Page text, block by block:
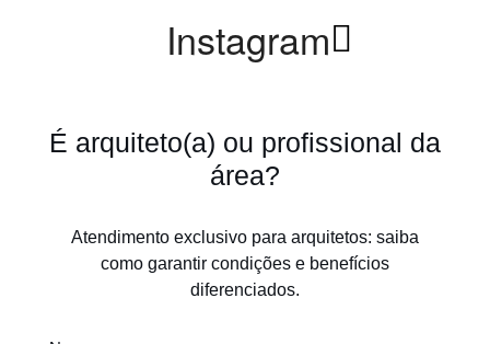
Instagram
É arquiteto(a) ou profissional da
área?
Atendimento exclusivo para arquitetos: saiba
como garantir condições e benefícios
diferenciados.